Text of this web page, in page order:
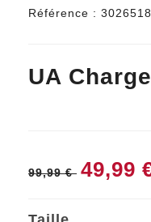
Référence :
UA
99,99 € 49,99